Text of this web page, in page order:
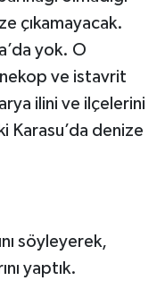
çıkamayacak.
yok. O
ve istavrit
ilini ve ilçelerini
Karasu’da denize
söyleyerek,
yaptık.